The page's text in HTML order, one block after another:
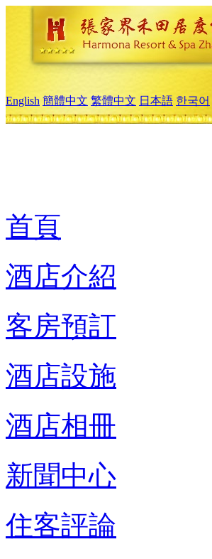
English 簡體中文 繁體中文 日本語 한국어
首頁
酒店介紹
客房預訂
酒店設施
酒店相冊
新聞中心
住客評論